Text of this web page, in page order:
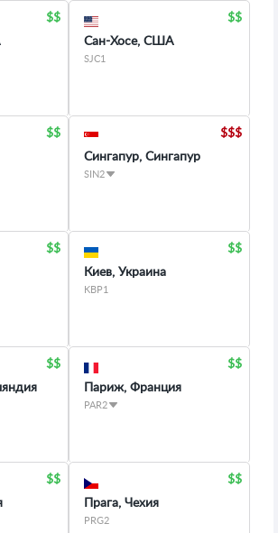
Сан-Хосе, США
SJC1
Сингапур, Сингапур
SIN2
Киев, Украина
KBP1
Париж, Франция
PAR2
Прага, Чехия
PRG2